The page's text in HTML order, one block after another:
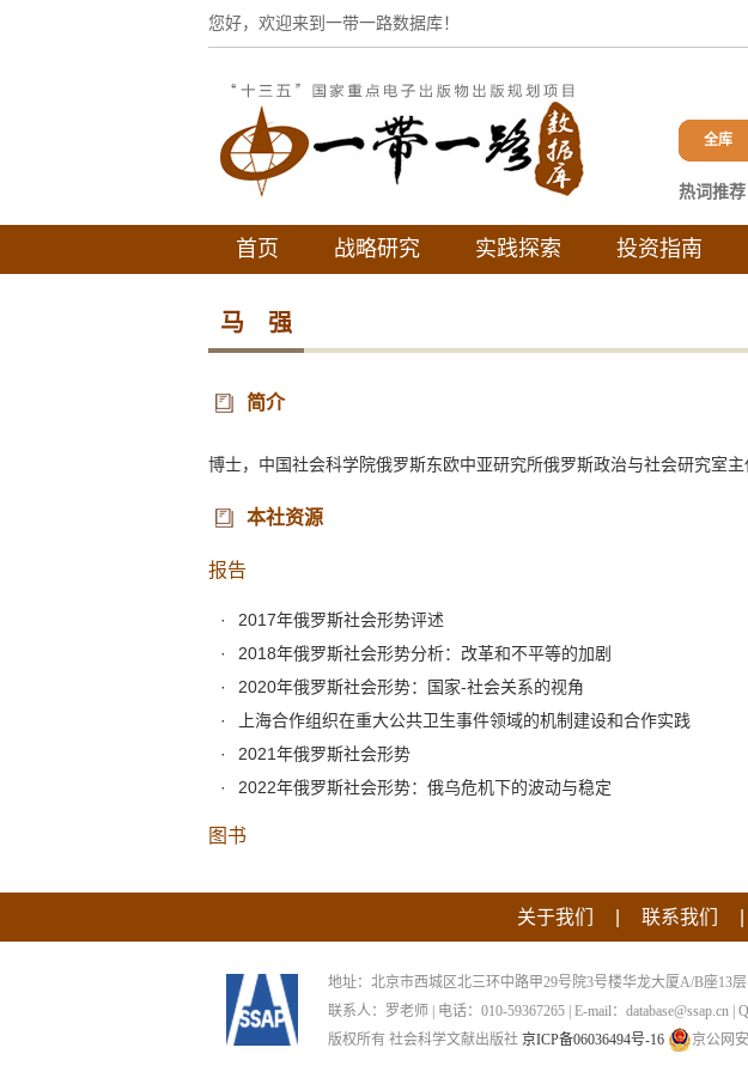
您好，欢迎来到一带一路数据库！
全库
热词推荐
互联互通
首页 战略研究 实践探索 投资指南
马 强
简介
博士，中国社会科学院俄罗斯东欧中亚研究所俄罗斯政治与社会研究室
本社资源
报告
2017年俄罗斯社会形势评述
2018年俄罗斯社会形势分析：改革和不平等的加剧
2020年俄罗斯社会形势：国家-社会关系的视角
上海合作组织在重大公共卫生事件领域的机制建设和合作实践
2021年俄罗斯社会形势
2022年俄罗斯社会形势：俄乌危机下的波动与稳定
图书
关于我们 联系我们
地址：北京市西城区北三环中路甲29号院3号楼华龙大厦A/B座13层
联系人：罗老师 | 电话：010-59367265 | E-mail：database@ssap.cn |
版权所有 社会科学文献出版社 京ICP备06036494号-16 京公网